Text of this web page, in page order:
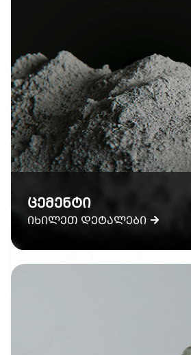
ცემენტი
იხილეთ დეტალები